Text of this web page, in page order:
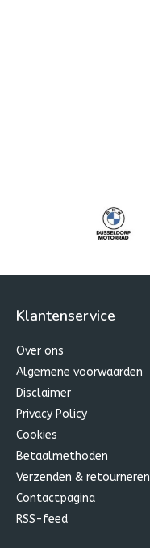
Klantenservice
Over ons
Algemene voorwaarden
Disclaimer
Privacy Policy
Cookies
Betaalmethoden
Verzenden & retourneren
Contactpagina
RSS-feed